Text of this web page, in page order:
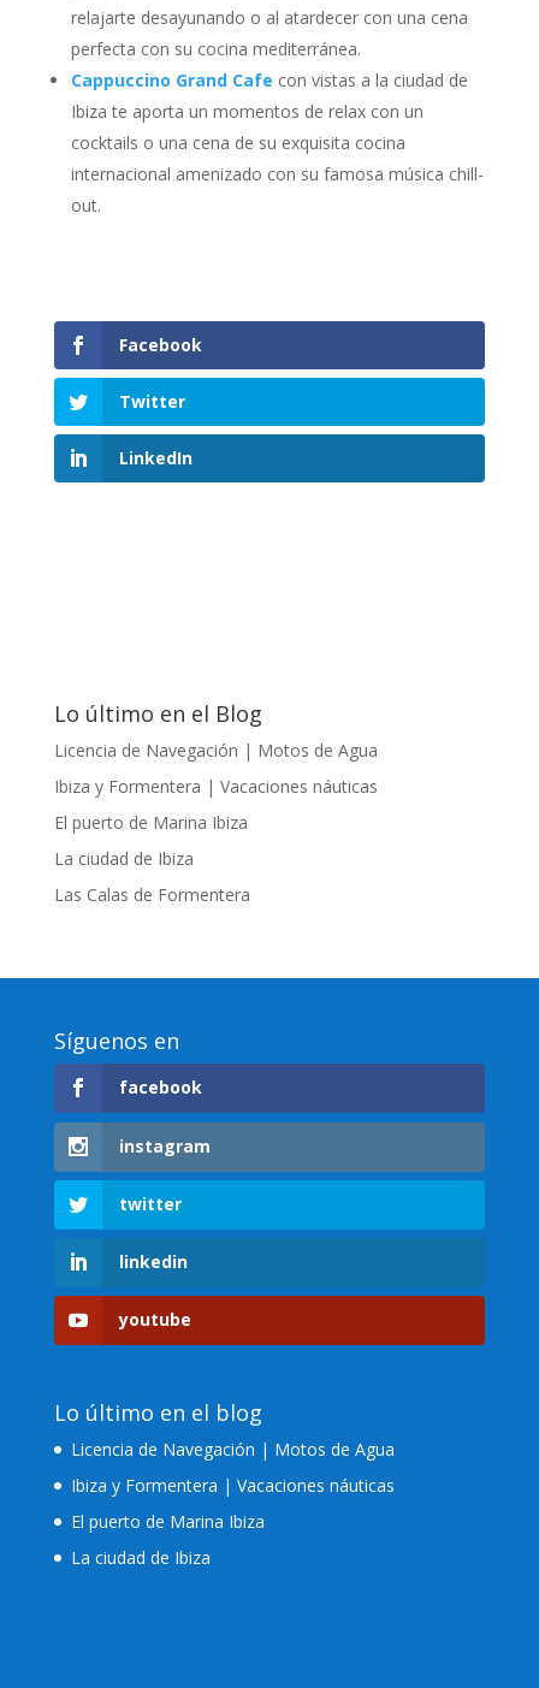
relajarte desayunando o al atardecer con una cena
perfecta con su cocina mediterránea.
Cappuccino Grand Cafe con vistas a la ciudad de
Ibiza te aporta un momentos de relax con un
cocktails o una cena de su exquisita cocina
internacional amenizado con su famosa música chill-
out.
Facebook
Twitter
LinkedIn
Lo último en el Blog
Licencia de Navegación | Motos de Agua
Ibiza y Formentera | Vacaciones náuticas
El puerto de Marina Ibiza
La ciudad de Ibiza
Las Calas de Formentera
Síguenos en
facebook
instagram
twitter
linkedin
youtube
Lo último en el blog
Licencia de Navegación | Motos de Agua
Ibiza y Formentera | Vacaciones náuticas
El puerto de Marina Ibiza
La ciudad de Ibiza